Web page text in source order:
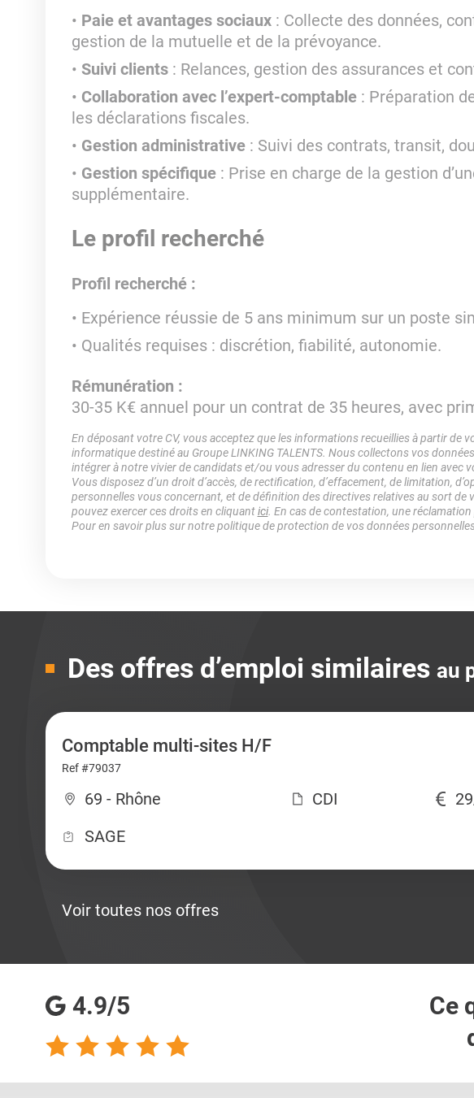
Paie et avantages sociaux: Collecte des données,
gestion de la mutuelle et de la prévoyance.
Suivi clients: Relances, gestion des assurances et
Collaboration avec l’expert-comptable: Préparation
les déclarations fiscales.
Gestion administrative: Suivi des contrats, transit,
Gestion spécifique: Prise en charge de la gestion
supplémentaire.
Le profil recherché
Profil recherché :
Expérience réussie de 5 ans minimum sur un poste
Qualités requises : discrétion, fiabilité, autonomie.
Rémunération :
30-35 K€ annuel pour un contrat de 35 heures, avec
En déposant votre CV, vous acceptez que les informations recueillies à partir de
informatique destiné au Groupe LINKING TALENTS. Nous collectons vos
intégrer à notre vivier de candidats et/ou vous adresser du contenu en lien avec
Vous disposez d’un droit d’accès, de rectification, d’effacement, de limitation,
personnelles vous concernant, et de définition des directives relatives au sort de
pouvez exercer ces droits en cliquantici. En cas de contestation, une
Pour en savoir plus sur notre politique de protection de vos données
Des offres d’emploi similaires au
Comptable multi-sites H/F
Ref #79037
69 - Rhône CDI
SAGE
Voir toutes nos offres
4.9/5
Ce